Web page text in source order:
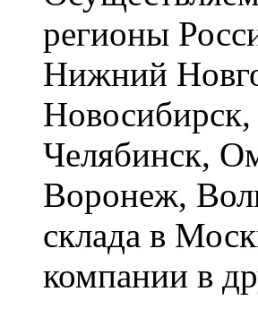
регионы
Нижний
Новосибирск,
Челябинск,
Воронеж,
склада в
компании в